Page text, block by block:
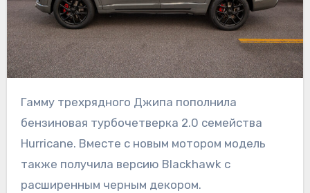
Гамму трехрядного Джипа пополнила
бензиновая турбочетверка 2.0 семейства
Hurricane. Вместе с новым мотором модель
также получила версию Blackhawk с
расширенным черным декором.